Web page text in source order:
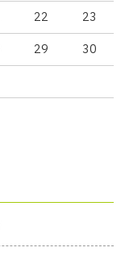
22
23
29
30